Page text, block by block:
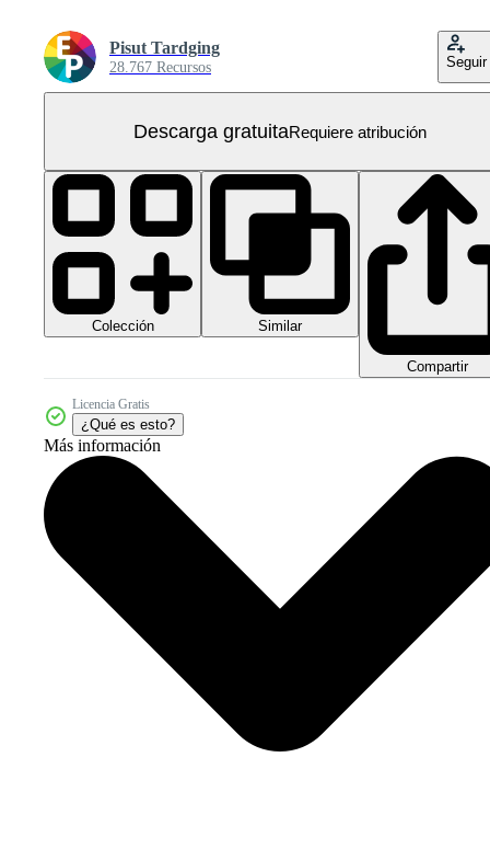
Pisut Tardging
28.767 Recursos Seguir
Descarga gratuitaRequiere atribución
Colección Similar
Compartir
Licencia Gratis
¿Qué es esto?
Más información